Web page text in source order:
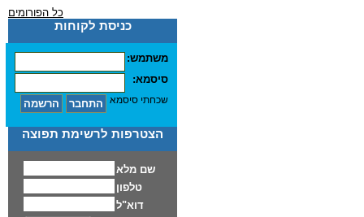
כל הפורומים
כניסת לקוחות
משתמש:
סיסמא:
שכחתי סיסמא
הצטרפות לרשימת תפוצה